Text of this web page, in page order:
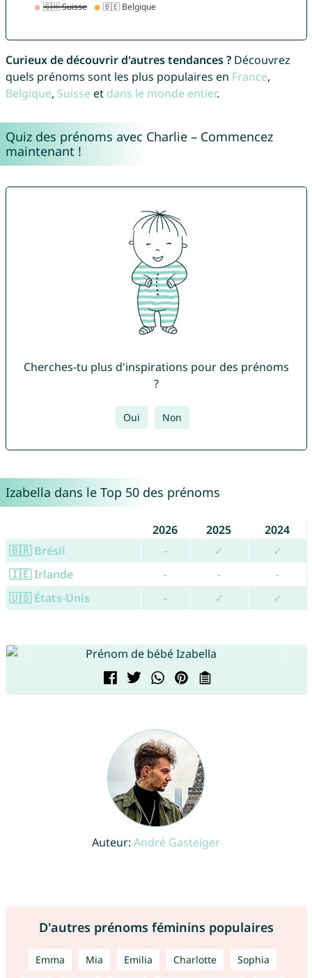
Curieux de découvrir d'autres tendances ?Découvrez
quels prénoms sont les plus populaires en France,
Belgique, Suisse et dans le monde entier.
Quiz des prénoms avec Charlie – Commencez
maintenant !
Cherches-tu plus d'inspirations pour des prénoms
?
Oui Non
Izabella dans le Top 50 des prénoms
2026 2025
2024
🇧🇷 Brésil
- ✓
✓
🇮🇪 Irlande
- -
-
🇺🇸 États-Unis
- ✓ ✓
Auteur: André Gasteiger
D'autres prénoms féminins populaires
Emma Mia Emilia Charlotte Sophia